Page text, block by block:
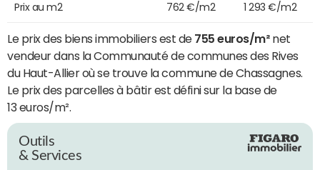
Prix au m2 762 €/m2 1 293 €/m2
Le prix des biens immobiliers est de 755 euros/m²net
vendeur dans la Communauté de communes des Rives
du Haut-Allier où se trouve la commune de Chassagnes.
Le prix des parcelles à bâtir est défini sur la base de
13 euros/m².
Outils
& Services